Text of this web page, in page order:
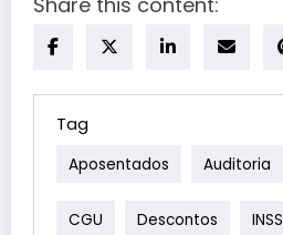
Tag
Aposentados Auditoria
CGU Descontos INSS